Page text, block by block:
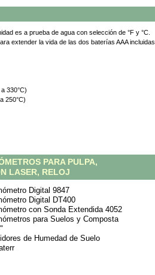
es a prueba de agua con selección de °F y °C.
extender la vida de las dos baterías AAA incluidas.
330°C)
250°C)
PARA PULPA,
LASER, RELOJ
Digital 9847
Digital DT400
con Sonda Extendida 4052
para Suelos y Composta
de Humedad de Suelo